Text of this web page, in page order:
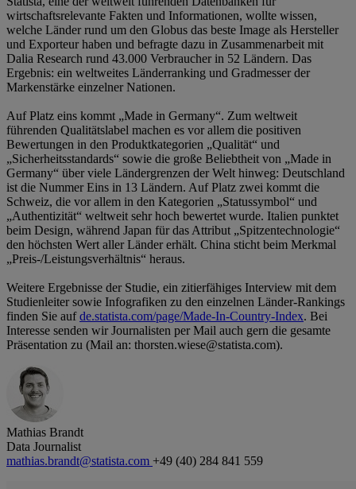
wirtschaftsrelevante Fakten und Informationen, wollte wissen,
welche Länder rund um den Globus das beste Image als Hersteller
und Exporteur haben und befragte dazu in Zusammenarbeit mit
Dalia Research rund 43.000 Verbraucher in 52 Ländern. Das
Ergebnis: ein weltweites Länderranking und Gradmesser der
Markenstärke einzelner Nationen.
Auf Platz eins kommt „Made in Germany“. Zum weltweit
führenden Qualitätslabel machen es vor allem die positiven
Bewertungen in den Produktkategorien „Qualität“ und
„Sicherheitsstandards“ sowie die große Beliebtheit von „Made in
Germany“ über viele Ländergrenzen der Welt hinweg: Deutschland
ist die Nummer Eins in 13 Ländern. Auf Platz zwei kommt die
Schweiz, die vor allem in den Kategorien „Statussymbol“ und
„Authentizität“ weltweit sehr hoch bewertet wurde. Italien punktet
beim Design, während Japan für das Attribut „Spitzentechnologie“
den höchsten Wert aller Länder erhält. China sticht beim Merkmal
„Preis-/Leistungsverhältnis“ heraus.
Weitere Ergebnisse der Studie, ein zitierfähiges Interview mit dem
Studienleiter sowie Infografiken zu den einzelnen Länder-Rankings
finden Sie aufde.statista.com/page/Made-In-Country-Index. Bei
Interesse senden wir Journalisten per Mail auch gern die gesamte
Präsentation zu (Mail an: thorsten.wiese@statista.com).
Mathias Brandt
Data Journalist
mathias.brandt@statista.com +49 (40) 284 841 559